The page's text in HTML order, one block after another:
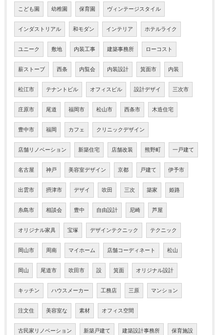
こども園 幼稚園 保育園 ヴィンテージスタイル
インダストリアル 和モダン インテリア ホテルライク
ユニーク 敷地 内装工事 建築事務所 ローコスト
薪ストーブ 西条 内覧会 内装設計 箕面市 内装
松江市 テナントビル オフィスビル 設計デザイ 三次市
庄原市 尾道 福岡市 松山市 西条市 木造住宅
豊中市 福岡 カフェ クリニックデザイン
店舗リノベーション 新築住宅 店舗改装 熊野町 一戸建て
名古屋 神戸 美容室デザイン 京都 戸建て 伊予市
出雲市 摂津市 デザイ 吹田 三次 築家 姫路
糸島市 相談会 豊中 自由設計 尼崎 芦屋
オリジナル家具 宝塚 デザインテクニック テクニック
岡山市 周南 マイホーム 店舗コーディネート 松山
岡山 尾道市 吹田市 設 箕面 オリジナル設計
キッチン ハウスメーカー 工務店 三原 マンション
注文住 美容室な 素材 オフィス空間
古民家リノベーション 新築戸建て 建築設計事務所 保育施設